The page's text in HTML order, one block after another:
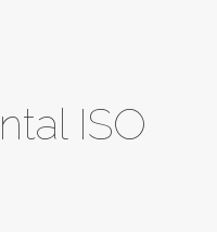
ISO